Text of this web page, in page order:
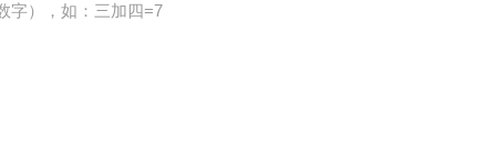
字），如：三加四=7